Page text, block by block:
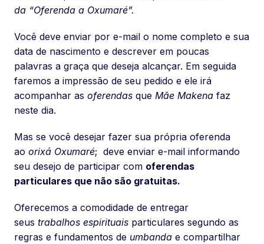
da “Oferenda a Oxumaré”.
Você deve enviar por e-mail o nome completo e sua
data de nascimento e descrever em poucas
palavras a graça que deseja alcançar. Em seguida
faremos a impressão de seu pedido e ele irá
acompanhar as oferendas que Mãe Makena faz
neste dia.
Mas se você desejar fazer sua própria oferenda
ao orixá Oxumaré; deve enviar e-mail informando
seu desejo de participar com oferendas
particulares que não são gratuitas.
Oferecemos a comodidade de entregar
seus trabalhos espirituais particulares segundo as
regras e fundamentos de umbanda e compartilhar